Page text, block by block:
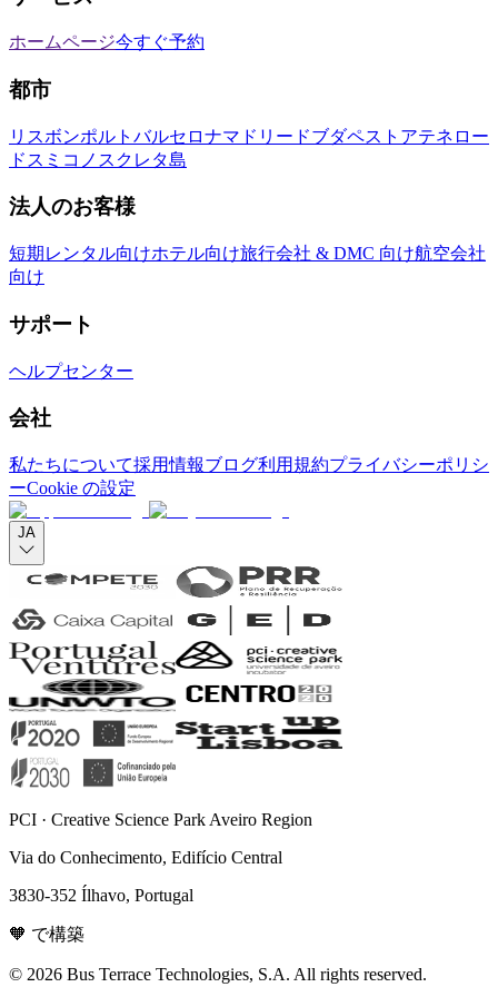
ホームページ今すぐ予約
都市
リスボンポルト バルセロナマドリードブダペスト アテネ ロー
ドス ミコノス クレタ島
法人のお客様
短期レンタル向けホテル向け旅行会社 & DMC 向け航空会社
向け
サポート
ヘルプセンター
会社
私たちについて採用情報ブログ利用規約プライバシーポリシ
ーCookie の設定
JA
PCI · Creative Science Park Aveiro Region
Via do Conhecimento, Edifício Central
3830-352 Ílhavo, Portugal
🧡 で構築
© 2026 Bus Terrace Technologies, S.A. All rights reserved.